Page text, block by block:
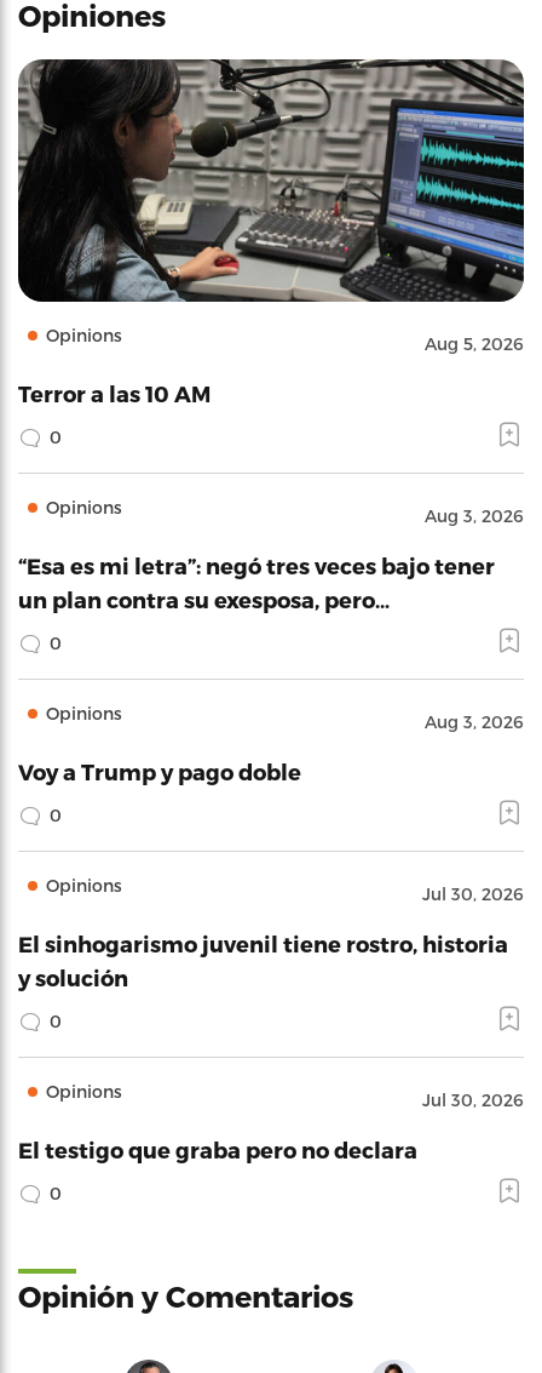
Opiniones
Opinions Aug 5, 2026
Terror a las 10 AM
0
Opinions Aug 3, 2026
“Esa es mi letra”: negó tres veces bajo tener
un plan contra su exesposa, pero…
0
Opinions Aug 3, 2026
Voy a Trump y pago doble
0
Opinions Jul 30, 2026
El sinhogarismo juvenil tiene rostro, historia
y solución
0
Opinions Jul 30, 2026
El testigo que graba pero no declara
0
Opinión y Comentarios